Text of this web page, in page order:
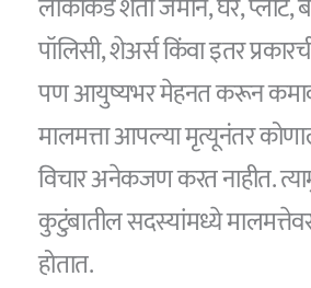
लोकांकडे शेती जमीन, घर, प्लॉट,
पॉलिसी, शेअर्स किंवा इतर
पण आयुष्यभर मेहनत करून
मालमत्ता आपल्या मृत्यूनंतर
विचार अनेकजण करत नाहीत.
कुटुंबातील सदस्यांमध्ये
होतात.